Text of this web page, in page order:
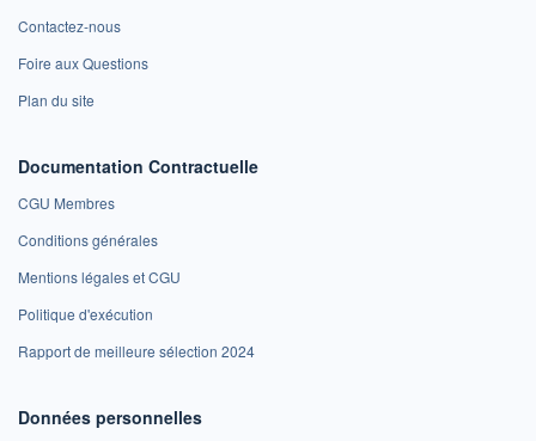
Contactez-nous
Foire aux Questions
Plan du site
Documentation Contractuelle
CGU Membres
Conditions générales
Mentions légales et CGU
Politique d'exécution
Rapport de meilleure sélection 2024
Données personnelles